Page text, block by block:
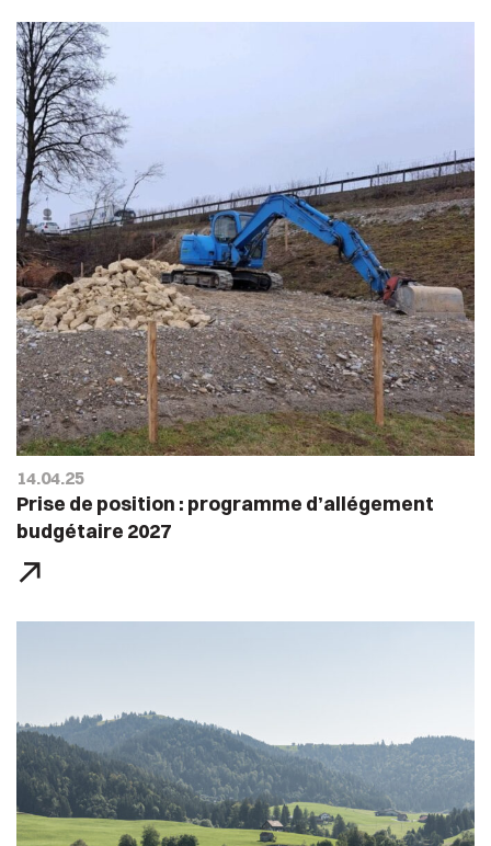
14.04.25
Prise de position : programme d’allégement
budgétaire 2027